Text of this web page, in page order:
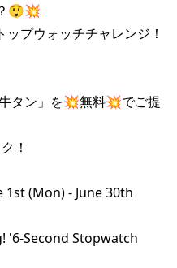
😲💥
プウォッチチャレンジ！
タン」を💥無料💥でご提
！
(Mon) - June 30th
Second Stopwatch